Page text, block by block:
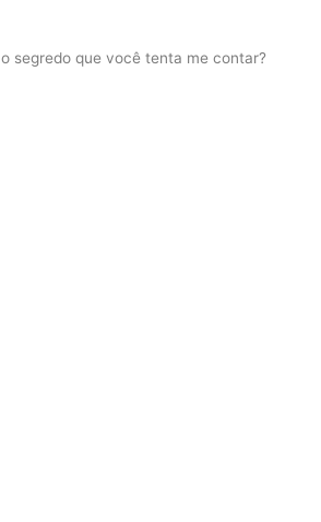
segredo que você tenta me contar?